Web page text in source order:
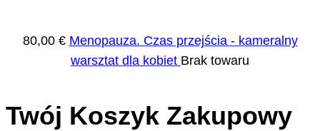
80,00 € Menopauza. Czas przejścia - kameralny
warsztat dla kobiet Brak towaru
Twój Koszyk Zakupowy